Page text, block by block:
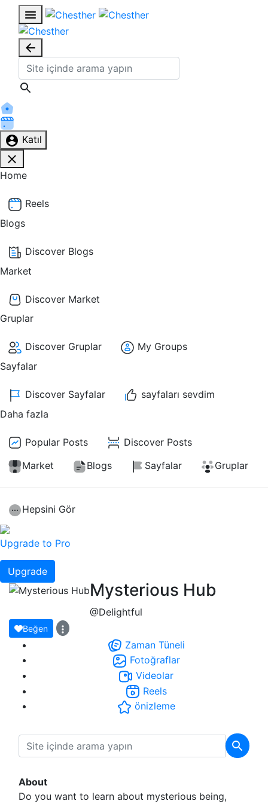
Katıl
Home
Reels
Blogs
Discover Blogs
Market
Discover Market
Gruplar
Discover Gruplar
My Groups
Sayfalar
Discover Sayfalar
sayfaları sevdim
Daha fazla
Popular Posts
Discover Posts
Market
Blogs Sayfalar Gruplar
Hepsini Gör
Upgrade to Pro
Upgrade
Mysterious Hub
@Delightful
Beğen
Zaman Tüneli
Fotoğraflar
Videolar
Reels
önizleme
About
Do you want to learn about mysterious being,